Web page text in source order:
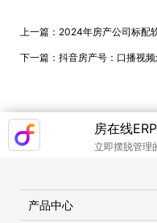
上一篇： 2024年房产公司标配
下一篇： 抖音房产号：口播视
房在线
立即摆脱管理
产品中心